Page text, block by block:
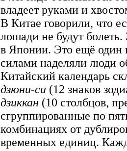
владеет руками и
В Китае говорили, что
лошади не будут
в Японии. Это ещё один
силами наделяли люди
Китайский календарь
дзюни-си (12 знаков
дзиккан (10 столбцов,
сгруппированные по
комбинациях от
временных единиц.